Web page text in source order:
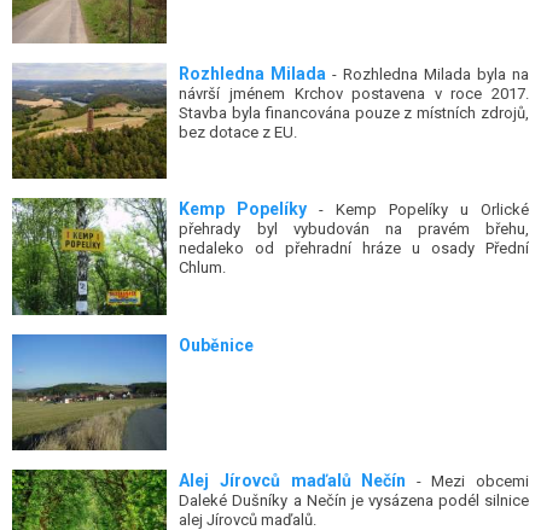
Rozhledna Milada - Rozhledna Milada byla na
návrší jménem Krchov postavena v roce 2017.
Stavba byla financována pouze z místních zdrojů,
bez dotace z EU.
Kemp Popelíky - Kemp Popelíky u Orlické
přehrady byl vybudován na pravém břehu,
nedaleko od přehradní hráze u osady Přední
Chlum.
Ouběnice
Alej Jírovců maďalů Nečín - Mezi obcemi
Daleké Dušníky a Nečín je vysázena podél silnice
alej Jírovců maďalů.